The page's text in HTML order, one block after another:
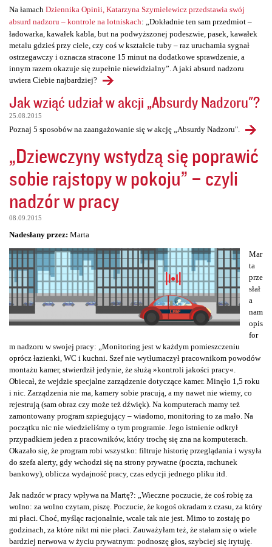
Na łamach Dziennika Opinii, Katarzyna Szymielewicz przedstawia swój
absurd nadzoru – kontrole na lotniskach: „Dokładnie ten sam przedmiot –
ładowarka, kawałek kabla, but na podwyższonej podeszwie, pasek, kawałek
metalu gdzieś przy ciele, czy coś w kształcie tuby – raz uruchamia sygnał
ostrzegawczy i oznacza stracone 15 minut na dodatkowe sprawdzenie, a
innym razem okazuje się zupełnie niewidzialny”. A jaki absurd nadzoru
uwiera Ciebie najbardziej?
Jak wziąć udział w akcji „Absurdy Nadzoru"?
25.08.2015
Poznaj 5 sposobów na zaangażowanie się w akcję „Absurdy Nadzoru".
„Dziewczyny wstydzą się poprawić
sobie rajstopy w pokoju” – czyli
nadzór w pracy
08.09.2015
Nadesłany przez: Marta
Mar
ta
prze
słał
a
nam
opis
for
m nadzoru w swojej pracy: „Monitoring jest w każdym pomieszczeniu
oprócz łazienki, WC i kuchni. Szef nie wytłumaczył pracownikom powodów
montażu kamer, stwierdził jedynie, że służą »kontroli jakości pracy«.
Obiecał, że wejdzie specjalne zarządzenie dotyczące kamer. Minęło 1,5 roku
i nic. Zarządzenia nie ma, kamery sobie pracują, a my nawet nie wiemy, co
rejestrują (sam obraz czy może też dźwięk). Na komputerach mamy też
zamontowany program szpiegujący – wiadomo, monitoring to za mało. Na
początku nic nie wiedzieliśmy o tym programie. Jego istnienie odkrył
przypadkiem jeden z pracowników, który trochę się zna na komputerach.
Okazało się, że program robi wszystko: filtruje historię przeglądania i wysyła
do szefa alerty, gdy wchodzi się na strony prywatne (poczta, rachunek
bankowy), oblicza wydajność pracy, czas edycji jednego pliku itd.
Jak nadzór w pracy wpływa na Martę?: „Wieczne poczucie, że coś robię za
wolno: za wolno czytam, piszę. Poczucie, że kogoś okradam z czasu, za który
mi płaci. Choć, myśląc racjonalnie, wcale tak nie jest. Mimo to zostaję po
godzinach, za które nikt mi nie płaci. Zauważyłam też, że stałam się o wiele
bardziej nerwowa w życiu prywatnym: podnoszę głos, szybciej się irytuję.